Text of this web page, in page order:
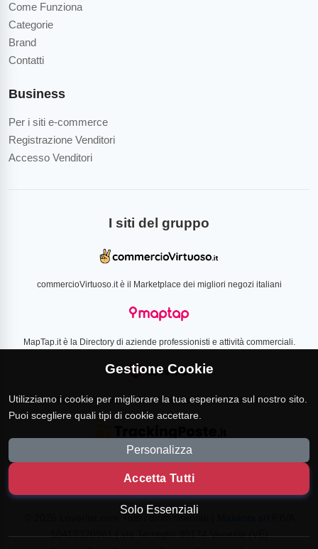
Come Funziona
Categorie
Brand
Contatti
Business
Per i siti e-commerce
Registrazione Venditori
Accesso Venditori
I siti del gruppo
commercioVirtuoso.it è il Marketplace dei migliori negozi italiani
MapTap.it è la Directory di aziende professionisti e attività commerciali.
Loverlist.com è il comparatore di prezzo CSS certificato Google
10412320961 | via Terraglio 30174 Venezia (VE)
Gestione Cookie
Utilizziamo i cookie per migliorare la tua esperienza sul nostro sito.
Puoi scegliere quali tipi di cookie accettare.
Personalizza
Accetta Tutti
Solo Essenziali